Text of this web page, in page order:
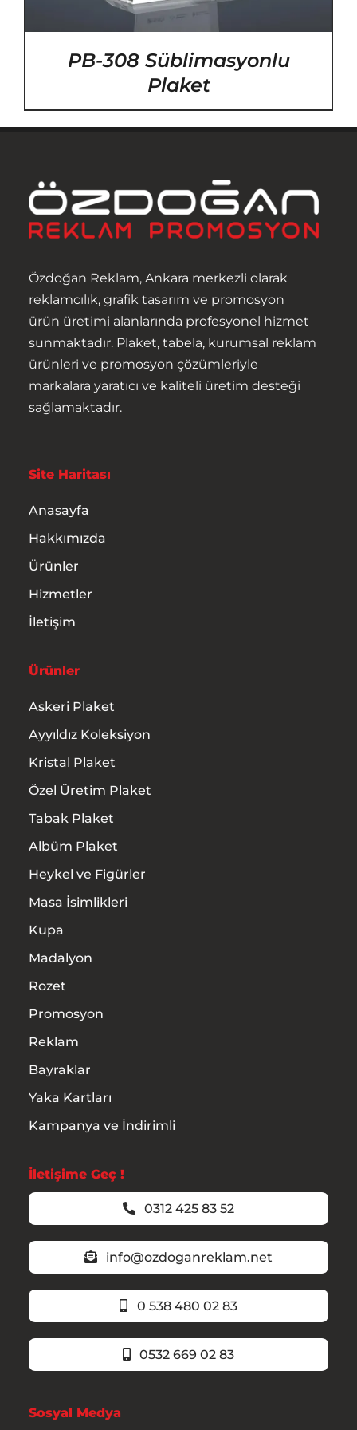
PB-308 Süblimasyonlu
Plaket
Özdoğan Reklam, Ankara merkezli olarak
reklamcılık, grafik tasarım ve promosyon
ürün üretimi alanlarında profesyonel hizmet
sunmaktadır. Plaket, tabela, kurumsal reklam
ürünleri ve promosyon çözümleriyle
markalara yaratıcı ve kaliteli üretim desteği
sağlamaktadır.
Site Haritası
Anasayfa
Hakkımızda
Ürünler
Hizmetler
İletişim
Ürünler
Askeri Plaket
Ayyıldız Koleksiyon
Kristal Plaket
Özel Üretim Plaket
Tabak Plaket
Albüm Plaket
Heykel ve Figürler
Masa İsimlikleri
Kupa
Madalyon
Rozet
Promosyon
Reklam
Bayraklar
Yaka Kartları
Kampanya ve İndirimli
İletişime Geç !
0312 425 83 52
info@ozdoganreklam.net
0 538 480 02 83
0532 669 02 83
Sosyal Medya